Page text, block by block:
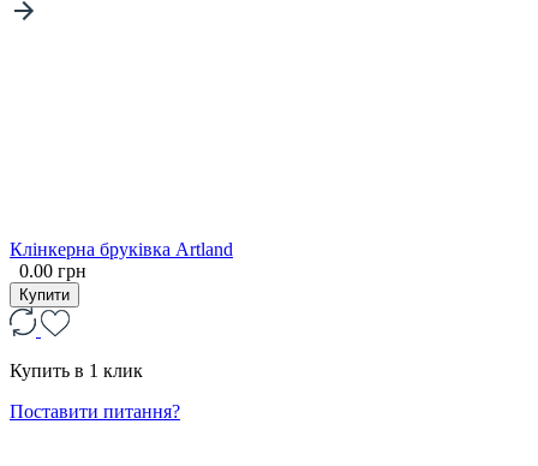
Клінкерна бруківка Artland
0.00 грн
Купити
Купить в 1 клик
Поставити питання?